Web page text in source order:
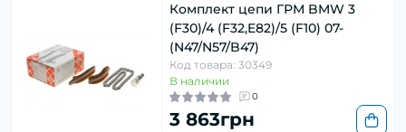
Комплект цепи ГРМ BMW 3
(F30)/4 (F32,E82)/5 (F10) 07-
(N47/N57/B47)
Код товара: 30349
В наличии
0
3 863грн